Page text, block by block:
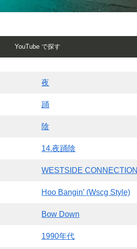
YouTube で探す
夜
踊
陰
14.夜踊陰
WESTSIDE CONNECTION
Hoo Bangin’ (Wscg Style)
Bow Down
1990年代